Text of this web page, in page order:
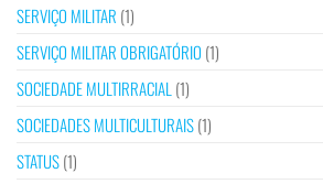
SERVIÇO MILITAR (1)
SERVIÇO MILITAR OBRIGATÓRIO (1)
SOCIEDADE MULTIRRACIAL (1)
SOCIEDADES MULTICULTURAIS(1)
STATUS(1)